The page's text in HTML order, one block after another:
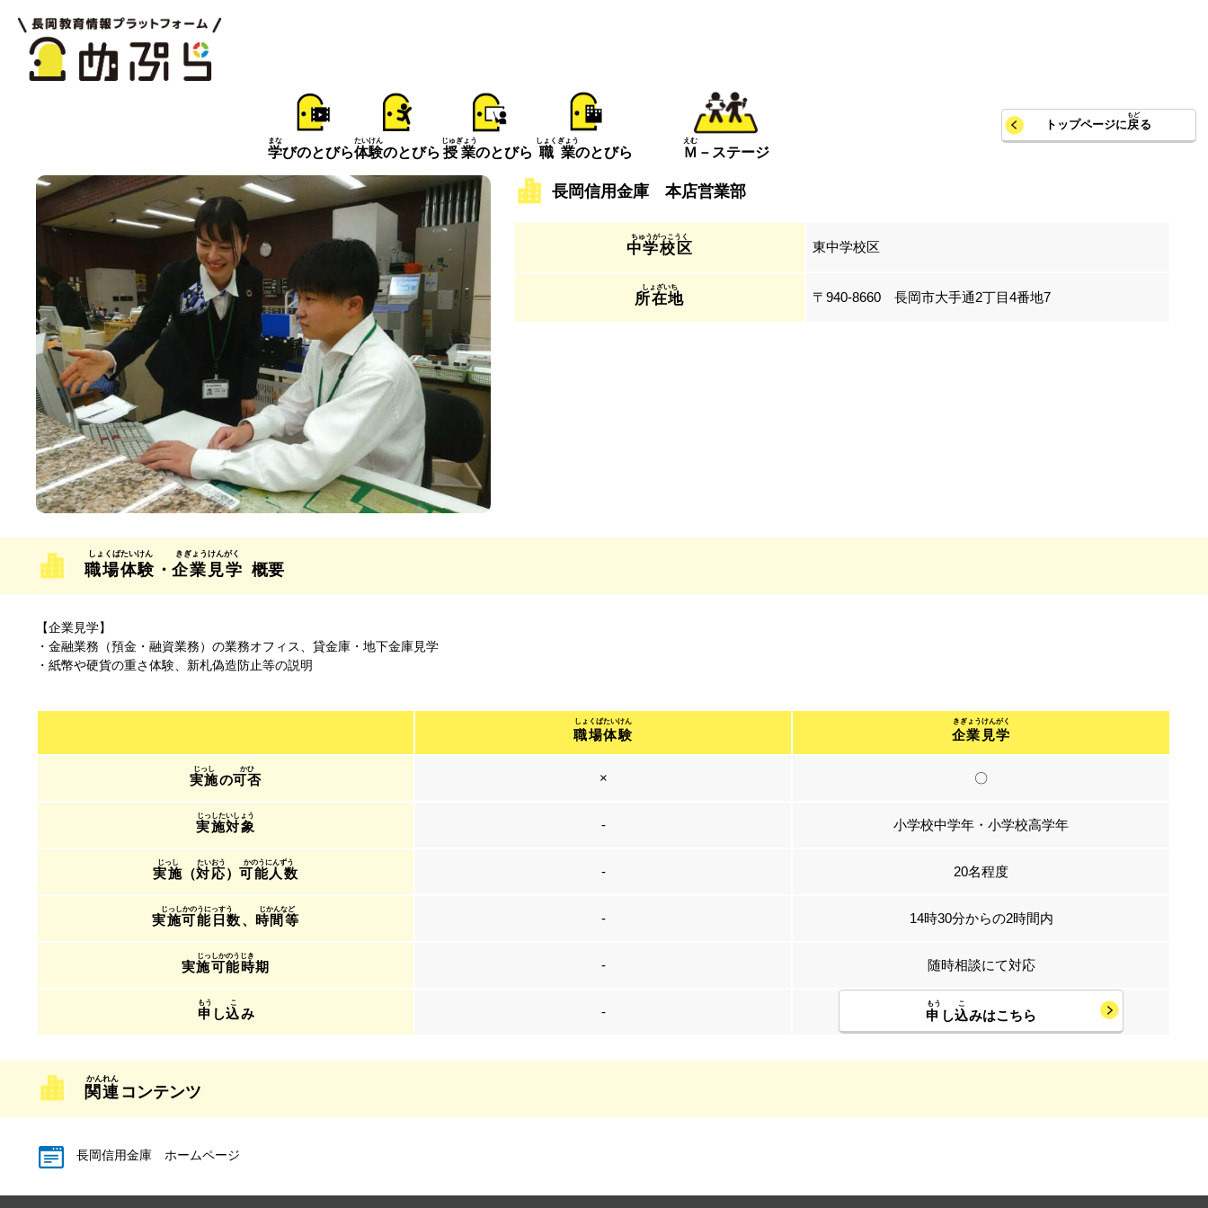
トップページに戻る
学
まな
びのとびら体験
たいけん
のとびら 授業
じゅぎょう
のとびら 職業
しょくぎょう
のとびら Ｍ
えむ
－ステージ
長岡信用金庫 本店営業部
中学校区 東中学校区
所在地 〒940-8660 長岡市大手通2丁目4番地7
職場体験 ・企業見学 概要
【企業見学】
・金融業務（預金・融資業務）の業務オフィス、貸金庫・地下金庫見学
・紙幣や硬貨の重さ体験、新札偽造防止等の説明
職場体験 企業見学
実施の可否 × 〇
実施対象 - 小学校中学年・小学校高学年
実施 （対応）可能人数 - 20名程度
実施可能日数、 時間等 - 14時30分からの2時間内
実施可能時期 - 随時相談にて対応
申 し込み - 申 し込みはこちら
関連 コンテンツ
長岡信用金庫 ホームページ